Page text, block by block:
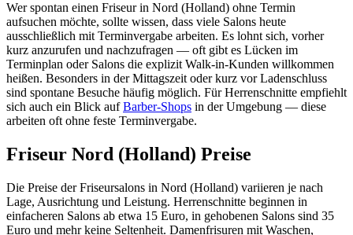
Wer spontan einen Friseur in Nord (Holland) ohne Termin
aufsuchen möchte, sollte wissen, dass viele Salons heute
ausschließlich mit Terminvergabe arbeiten. Es lohnt sich, vorher
kurz anzurufen und nachzufragen — oft gibt es Lücken im
Terminplan oder Salons die explizit Walk-in-Kunden willkommen
heißen. Besonders in der Mittagszeit oder kurz vor Ladenschluss
sind spontane Besuche häufig möglich. Für Herrenschnitte empfiehlt
sich auch ein Blick aufBarber-Shops in der Umgebung — diese
arbeiten oft ohne feste Terminvergabe.
Friseur Nord (Holland) Preise
Die Preise der Friseursalons in Nord (Holland) variieren je nach
Lage, Ausrichtung und Leistung. Herrenschnitte beginnen in
einfacheren Salons ab etwa 15 Euro, in gehobenen Salons sind 35
Euro und mehr keine Seltenheit. Damenfrisuren mit Waschen,